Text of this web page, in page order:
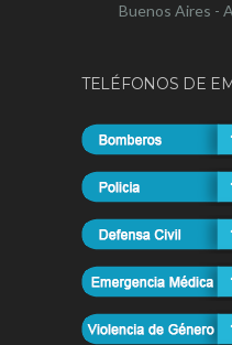
Buenos Aires -
TELÉFONOS DE